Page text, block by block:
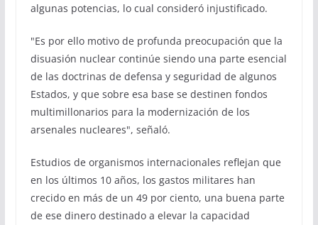
algunas potencias, lo cual consideró injustificado.
"Es por ello motivo de profunda preocupación que la
disuasión nuclear continúe siendo una parte esencial
de las doctrinas de defensa y seguridad de algunos
Estados, y que sobre esa base se destinen fondos
multimillonarios para la modernización de los
arsenales nucleares", señaló.
Estudios de organismos internacionales reflejan que
en los últimos 10 años, los gastos militares han
crecido en más de un 49 por ciento, una buena parte
de ese dinero destinado a elevar la capacidad